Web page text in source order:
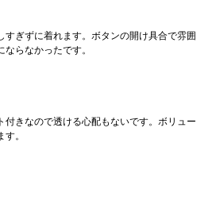
すぎずに着れます。ボタンの開け具合で雰囲
らなかったです。
付きなので透ける心配もないです。ボリュー
。